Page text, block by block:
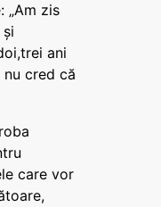
„Am zis
ani
cred că
care vor